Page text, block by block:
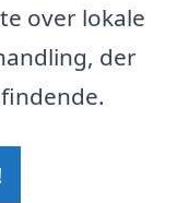
over lokale
der